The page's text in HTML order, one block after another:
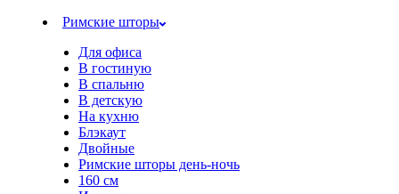
Римские шторы
Для офиса
В гостиную
В спальню
В детскую
На кухню
Блэкаут
Двойные
Римские шторы день-ночь
160 см